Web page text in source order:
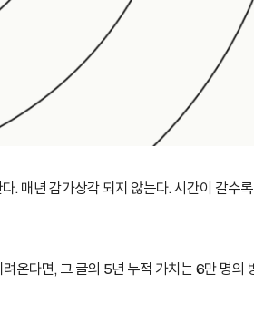
. 매년 감가상각 되지 않는다. 시간이 갈수
온다면, 그 글의 5년 누적 가치는 6만 명의